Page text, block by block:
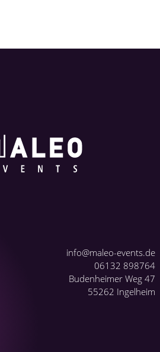
info@maleo-events.de
06132 898764
Budenheimer Weg 47
55262 Ingelheim